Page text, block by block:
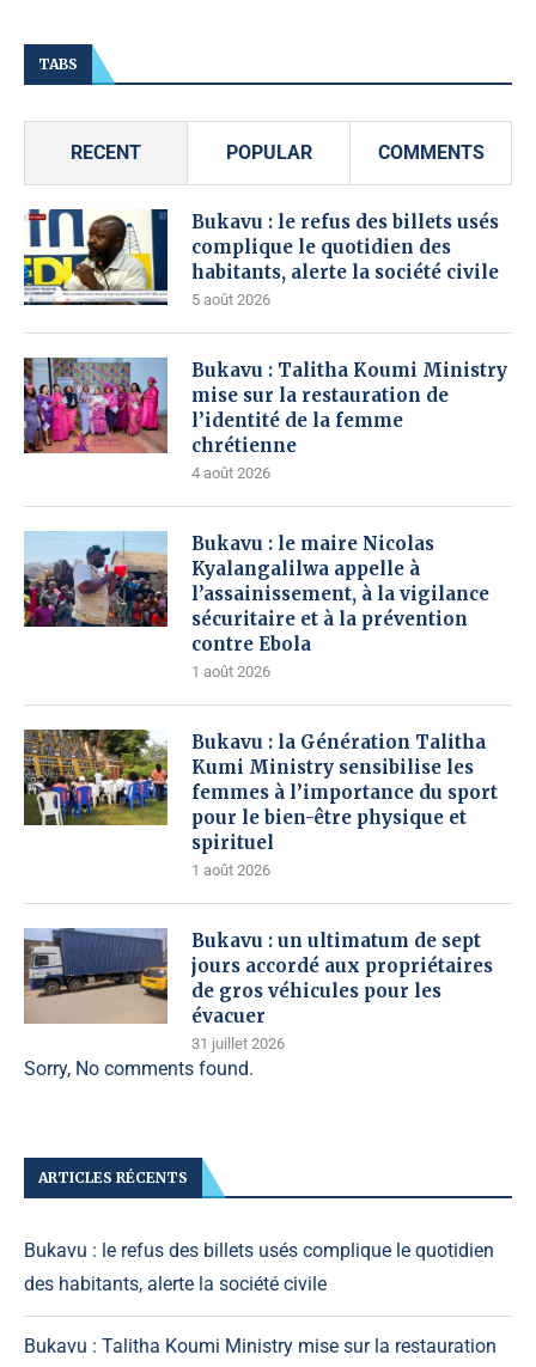
TABS
RECENT POPULAR COMMENTS
Bukavu : le refus des billets usés
complique le quotidien des
habitants, alerte la société civile
5 août 2026
Bukavu : Talitha Koumi Ministry
mise sur la restauration de
l’identité de la femme
chrétienne
4 août 2026
Bukavu : le maire Nicolas
Kyalangalilwa appelle à
l’assainissement, à la vigilance
sécuritaire et à la prévention
contre Ebola
1 août 2026
Bukavu : la Génération Talitha
Kumi Ministry sensibilise les
femmes à l’importance du sport
pour le bien-être physique et
spirituel
1 août 2026
Bukavu : un ultimatum de sept
jours accordé aux propriétaires
de gros véhicules pour les
évacuer
31 juillet 2026
Sorry, No comments found.
ARTICLES RÉCENTS
Bukavu : le refus des billets usés complique le quotidien
des habitants, alerte la société civile
Bukavu : Talitha Koumi Ministry mise sur la restauration